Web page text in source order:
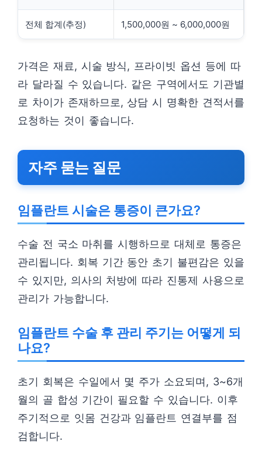
전체 합계(추정) 1,500,000원 ~ 6,000,000원
가격은 재료, 시술 방식, 프라이빗 옵션 등에 따
라 달라질 수 있습니다. 같은 구역에서도 기관별
로 차이가 존재하므로, 상담 시 명확한 견적서를
요청하는 것이 좋습니다.
자주 묻는 질문
임플란트 시술은 통증이 큰가요?
수술 전 국소 마취를 시행하므로 대체로 통증은
관리됩니다. 회복 기간 동안 초기 불편감은 있을
수 있지만, 의사의 처방에 따라 진통제 사용으로
관리가 가능합니다.
임플란트 수술 후 관리 주기는 어떻게 되
나요?
초기 회복은 수일에서 몇 주가 소요되며, 3~6개
월의 골 합성 기간이 필요할 수 있습니다. 이후
주기적으로 잇몸 건강과 임플란트 연결부를 점
검합니다.